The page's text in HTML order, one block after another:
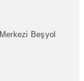
Beşyol